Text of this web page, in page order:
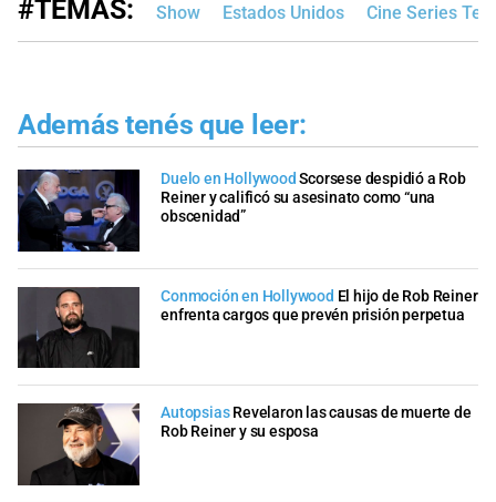
#TEMAS: Show Estados Unidos Cine Series
Además tenés que leer:
Duelo en Hollywood Scorsese despidió a Rob
Reiner y calificó su asesinato como “una
obscenidad”
Conmoción en Hollywood El hijo de Rob Reiner
enfrenta cargos que prevén prisión perpetua
Autopsias Revelaron las causas de muerte de
Rob Reiner y su esposa